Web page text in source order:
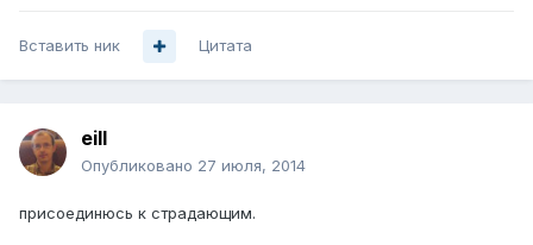
Вставить ник Цитата
eill
Опубликовано 27 июля, 2014
присоединюсь к страдающим.